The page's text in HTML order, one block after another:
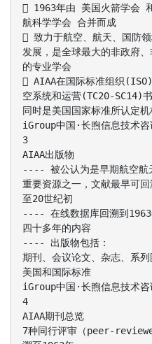
 1963年由 美国火箭学会
航科学学会 合并而成
 致力于航空、航天、国防
发展，是全球最大的非政府、
的专业学会
 AIAA在国际标准组织
空系统和运营(TC20-SC14)书
同时是美国国家标准所认定机
iGroup中国·长煦信息技术咨
3
AIAA出版物
---- 被公认为是早期航空航
重要资源之一，文献最早可回
至20世纪初
---- 在线数据库回溯到1963
四十多年的内容
---- 出版物包括：
期刊、会议论文、杂志、系列
美国和国际标准
iGroup中国·长煦信息技术咨
4
AIAA期刊总览
7种同行评审（peer-